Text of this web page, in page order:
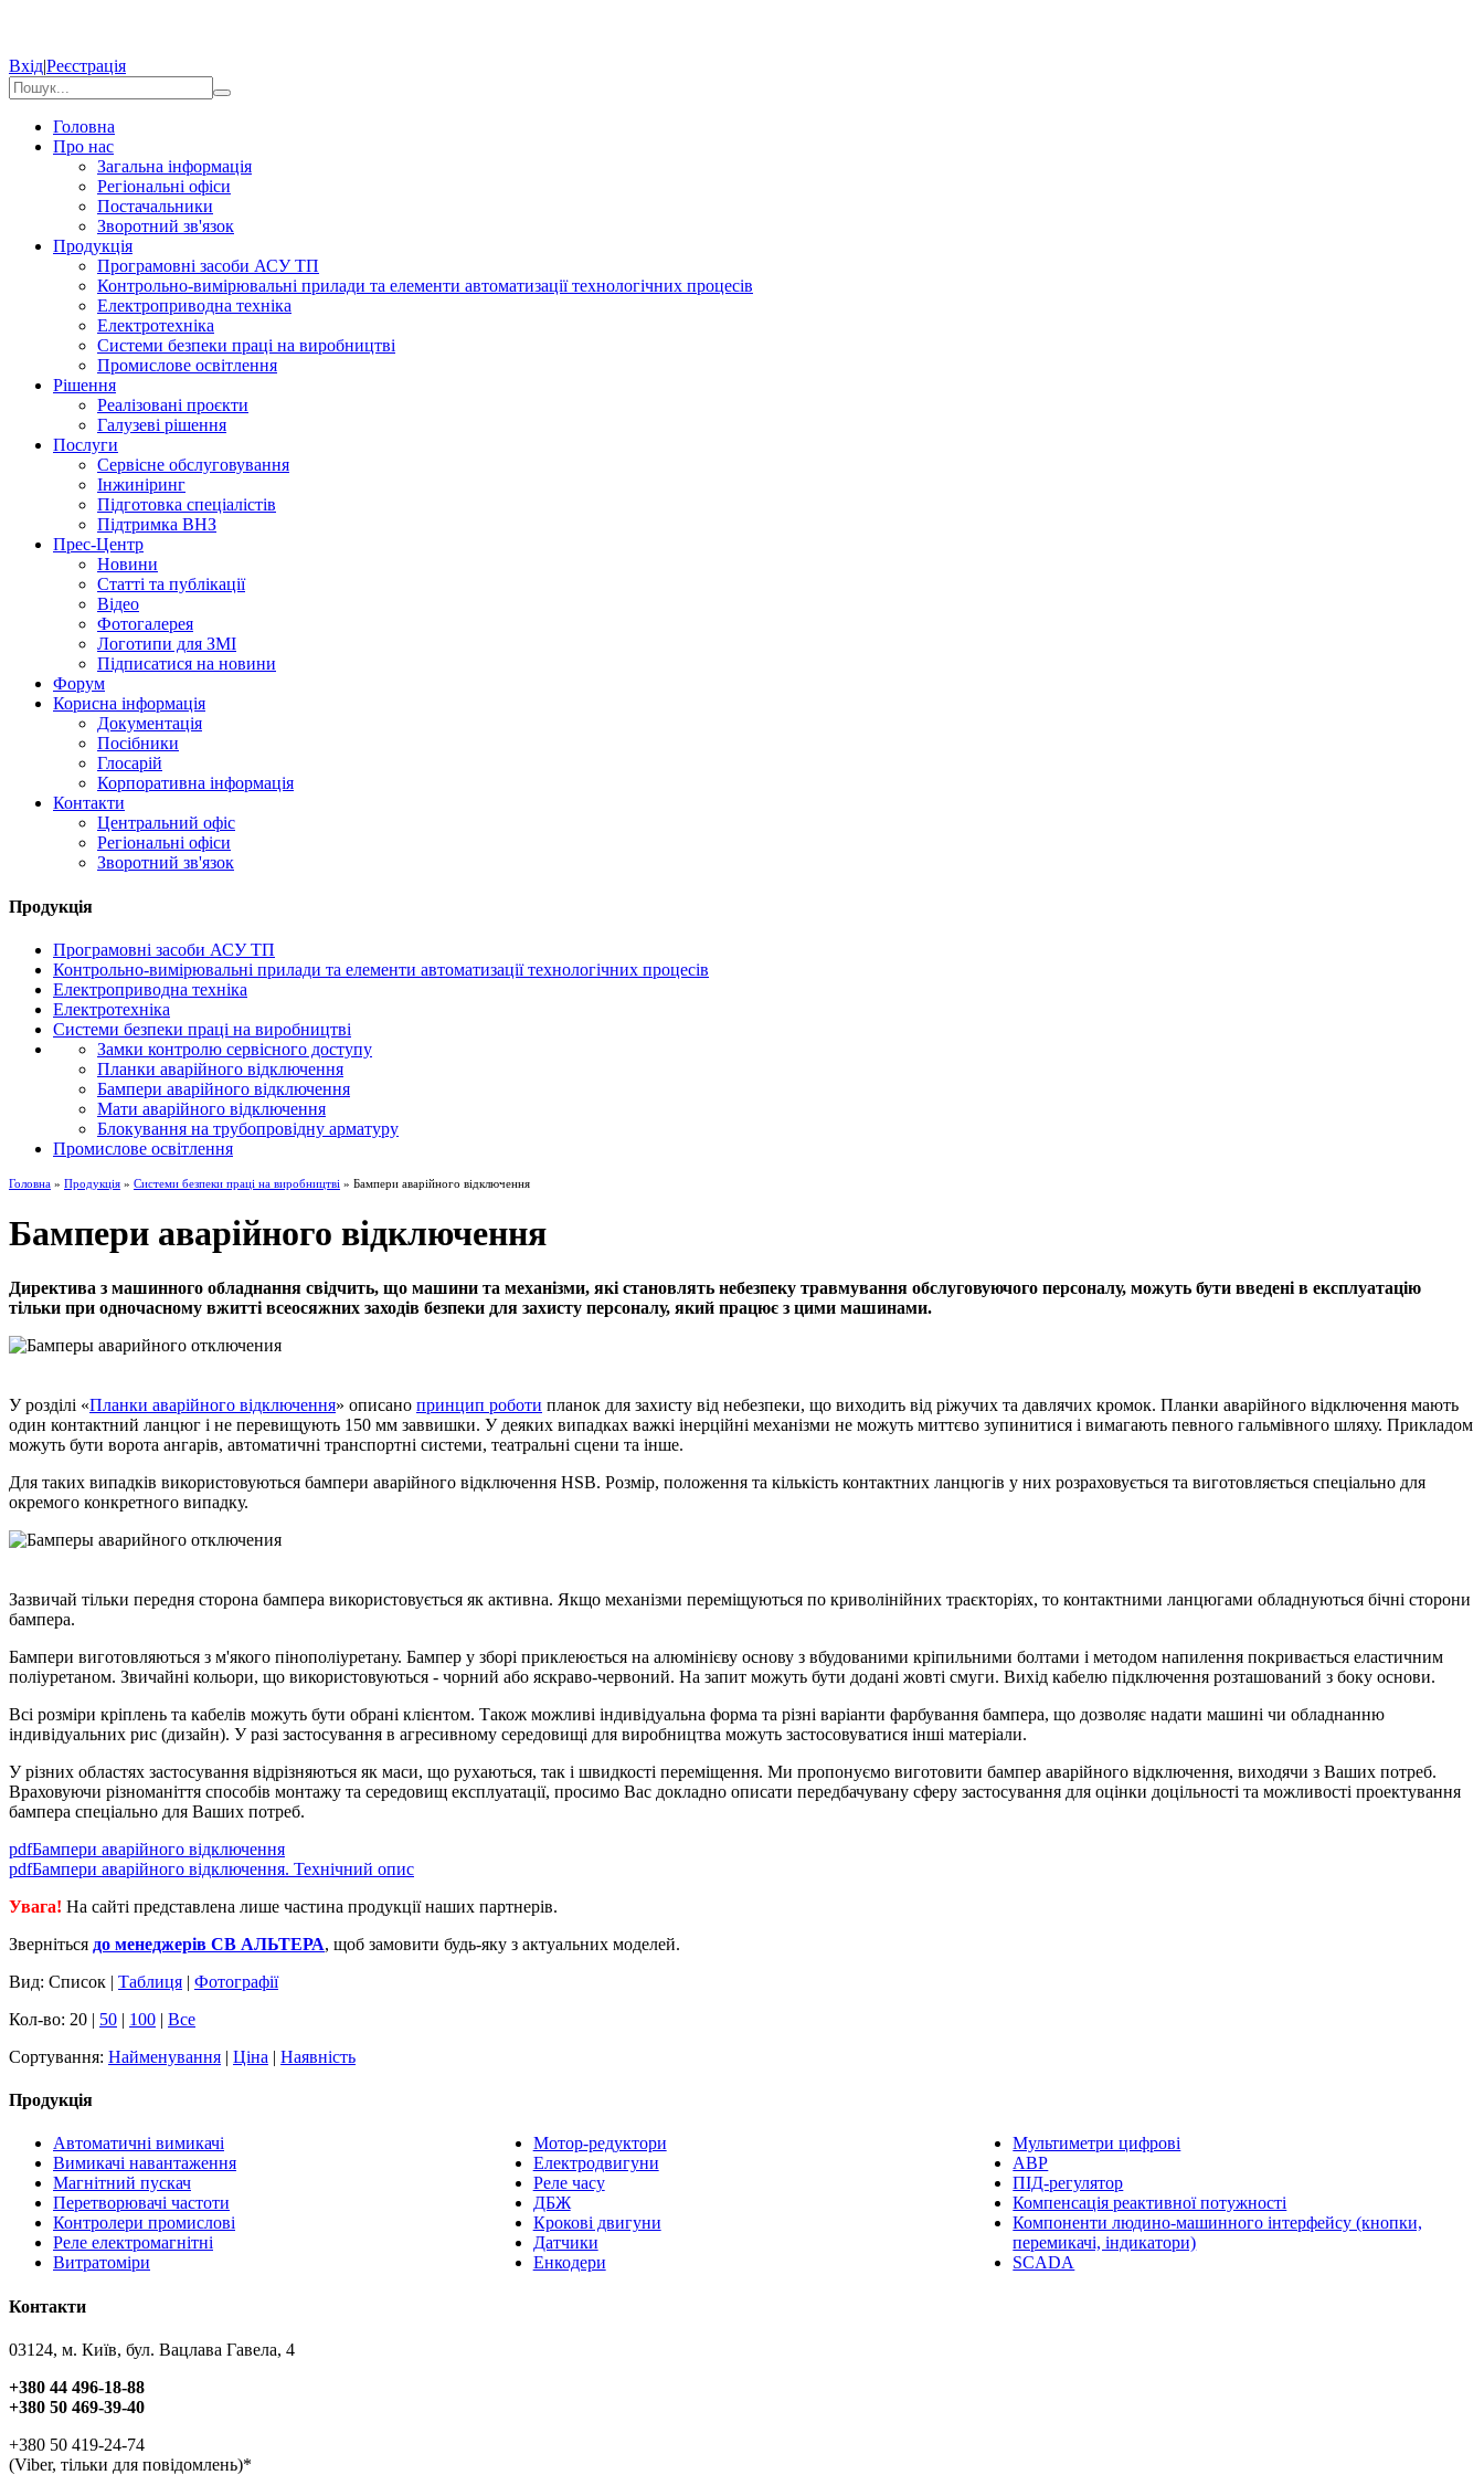
Вхід|Реєстрація
Головна
Про нас
Загальна інформація
Регіональні офіси
Постачальники
Зворотний зв'язок
Продукція
Програмовні засоби АСУ ТП
Контрольно-вимірювальні прилади та елементи автоматизації технологічних процесів
Електроприводна техніка
Електротехніка
Системи безпеки праці на виробництві
Промислове освітлення
Рішення
Реалізовані проєкти
Галузеві рішення
Послуги
Сервісне обслуговування
Інжиніринг
Підготовка спеціалістів
Підтримка ВНЗ
Прес-Центр
Новини
Статті та публікації
Відео
Фотогалерея
Логотипи для ЗМІ
Підписатися на новини
Форум
Корисна інформація
Документація
Посібники
Глосарій
Корпоративна інформація
Контакти
Центральний офіс
Регіональні офіси
Зворотний зв'язок
Продукція
Програмовні засоби АСУ ТП
Контрольно-вимірювальні прилади та елементи автоматизації технологічних процесів
Електроприводна техніка
Електротехніка
Системи безпеки праці на виробництві
Замки контролю сервісного доступу
Планки аварійного відключення
Бампери аварійного відключення
Мати аварійного відключення
Блокування на трубопровідну арматуру
Промислове освітлення
Головна » Продукція » Системи безпеки праці на виробництві » Бампери аварійного відключення
Бампери аварійного відключення
Директива з машинного обладнання свідчить, що машини та механізми, які становлять небезпеку травмування обслуговуючого персоналу, можуть бути введені в експлуатацію
тільки при одночасному вжитті всеосяжних заходів безпеки для захисту персоналу, який працює з цими машинами.
У розділі «Планки аварійного відключення» описано принцип роботи планок для захисту від небезпеки, що виходить від ріжучих та давлячих кромок. Планки аварійного відключення мають
один контактний ланцюг і не перевищують 150 мм заввишки. У деяких випадках важкі інерційні механізми не можуть миттєво зупинитися і вимагають певного гальмівного шляху. Прикладом
можуть бути ворота ангарів, автоматичні транспортні системи, театральні сцени та інше.
Для таких випадків використовуються бампери аварійного відключення HSB. Розмір, положення та кількість контактних ланцюгів у них розраховується та виготовляється спеціально для
окремого конкретного випадку.
Зазвичай тільки передня сторона бампера використовується як активна. Якщо механізми переміщуються по криволінійних траєкторіях, то контактними ланцюгами обладнуються бічні сторони
бампера.
Бампери виготовляються з м'якого пінополіуретану. Бампер у зборі приклеюється на алюмінієву основу з вбудованими кріпильними болтами і методом напилення покривається еластичним
поліуретаном. Звичайні кольори, що використовуються - чорний або яскраво-червоний. На запит можуть бути додані жовті смуги. Вихід кабелю підключення розташований з боку основи.
Всі розміри кріплень та кабелів можуть бути обрані клієнтом. Також можливі індивідуальна форма та різні варіанти фарбування бампера, що дозволяє надати машині чи обладнанню
індивідуальних рис (дизайн). У разі застосування в агресивному середовищі для виробництва можуть застосовуватися інші матеріали.
У різних областях застосування відрізняються як маси, що рухаються, так і швидкості переміщення. Ми пропонуємо виготовити бампер аварійного відключення, виходячи з Ваших потреб.
Враховуючи різноманіття способів монтажу та середовищ експлуатації, просимо Вас докладно описати передбачувану сферу застосування для оцінки доцільності та можливості проектування
бампера спеціально для Ваших потреб.
pdfБампери аварійного відключення
pdfБампери аварійного відключення. Технічний опис
Увага! На сайті представлена лише частина продукції наших партнерів.
Зверніться до менеджерів СВ АЛЬТЕРА, щоб замовити будь-яку з актуальних моделей.
Вид: Список | Таблиця | Фотографії
Кол-во: 20 | 50 | 100 | Все
Сортування: Найменування | Ціна | Наявність
Продукція
Автоматичні вимикачі
Вимикачі навантаження
Магнітний пускач
Перетворювачі частоти
Контролери промислові
Реле електромагнітні
Витратоміри
Мотор-редуктори
Електродвигуни
Реле часу
ДБЖ
Крокові двигуни
Датчики
Енкодери
Мультиметри цифрові
АВР
ПІД-регулятор
Компенсація реактивної потужності
Компоненти людино-машинного інтерфейсу (кнопки,
перемикачі, індикатори)
SCADA
Контакти
03124, м. Київ, бул. Вацлава Гавела, 4
+380 44 496-18-88
+380 50 469-39-40
+380 50 419-24-74
(Viber, тільки для повідомлень)*